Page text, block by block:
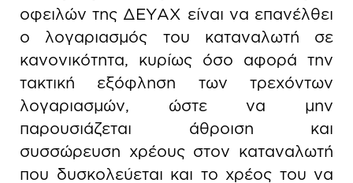
οφειλών της ΔΕΥΑΧ είναι να επανέλθει
ο λογαριασμός του καταναλωτή σε
κανονικότητα, κυρίως όσο αφορά την
τακτική εξόφληση των τρεχόντων
λογαριασμών, ώστε να μην
παρουσιάζεται άθροιση και
συσσώρευση χρέους στον καταναλωτή
που δυσκολεύεται και το χρέος του να